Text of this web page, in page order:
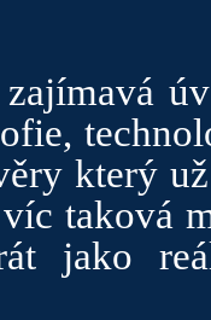
který
taková
jako